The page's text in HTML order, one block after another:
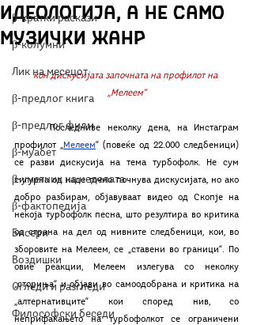
β-кратки раскази
β-колумни
Лик на месецот
β-предлог книга
β-предлог филм
β-муабет
β-уметник на неделата
β-фактопедија
Бисери
Воздишки
Огледи и разгледи
Философски беседи
идеологија, а не само
музички жанр
кон дискусијата започната на профилот на
„Мелеем“
	Последниве неколку дена, на Инстаграм
профилот „Мелеем“ (повеќе од 22.000 следбеници)
се разви дискусија на тема турбофолк. Не сум
сигурна од каде точно почнува дискусијата, но ако
добро разбирам, објавуваат видео од Скопје на
некоја турбофолк песна, што резултира во критика
од страна на дел од нивните следбеници, кои, во
зборовите на Мелеем, се „ставени во граници“. По
овие реакции, Мелеем излегува со неколку
„сториња“ и објави во самоодобрана и критика на
„алтернативците“ кои според нив, со
неприфаќањето на турбофолкот се ограничени